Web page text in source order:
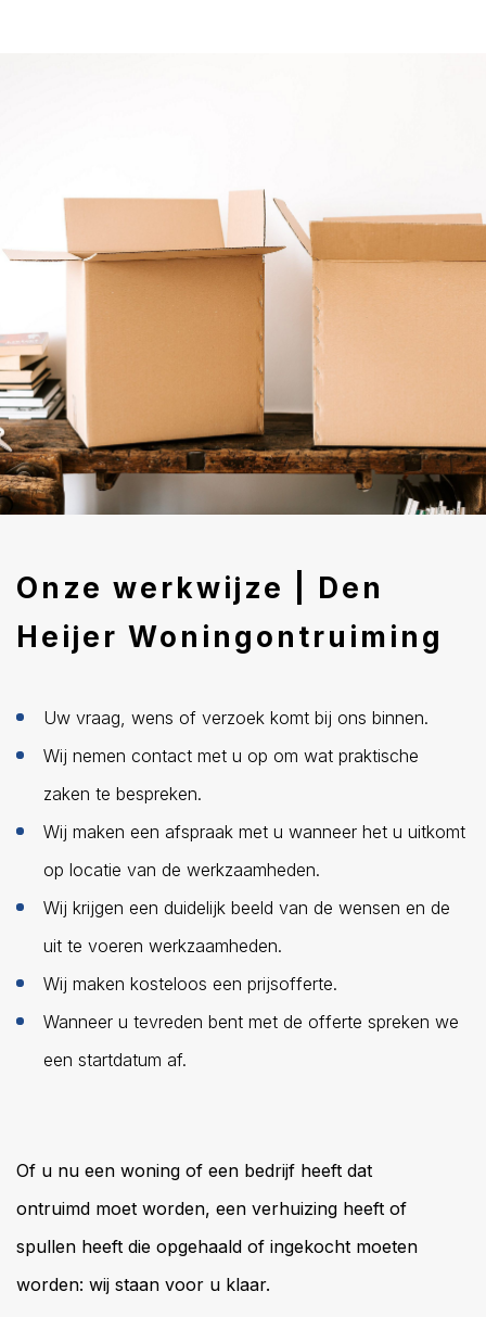
Onze werkwijze | Den
Heijer Woningontruiming
Uw vraag, wens of verzoek komt bij ons binnen.
Wij nemen contact met u op om wat praktische
zaken te bespreken.
Wij maken een afspraak met u wanneer het u uitkomt
op locatie van de werkzaamheden.
Wij krijgen een duidelijk beeld van de wensen en de
uit te voeren werkzaamheden.
Wij maken kosteloos een prijsofferte.
Wanneer u tevreden bent met de offerte spreken we
een startdatum af.
Of u nu een woning of een bedrijf heeft dat
ontruimd moet worden, een verhuizing heeft of
spullen heeft die opgehaald of ingekocht moeten
worden: wij staan voor u klaar.